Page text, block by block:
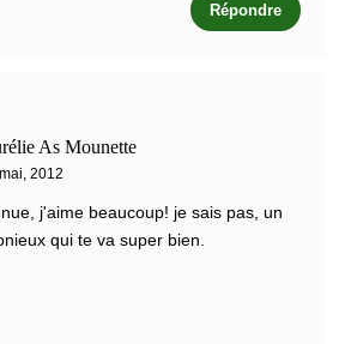
Répondre
As Mounette
2012
j'aime beaucoup! je sais pas, un
qui te va super bien.